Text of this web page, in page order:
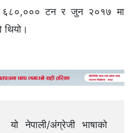
टन र जुन २०१७ मा
यो नेपाली/अंग्रेजी भाषाको